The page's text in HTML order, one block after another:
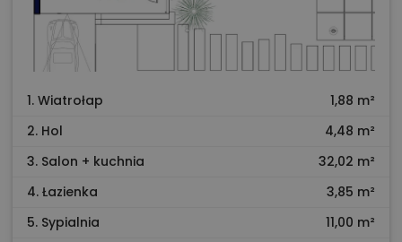
1. Wiatrołap
1,88 m²
2. Hol
4,48 m²
3. Salon + kuchnia
32,02 m²
4. Łazienka
3,85 m²
5. Sypialnia
11,00 m²